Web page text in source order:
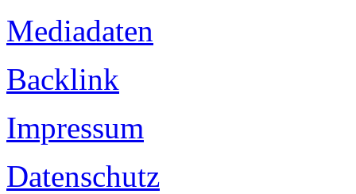
Mediadaten
Backlink
Impressum
Datenschutz